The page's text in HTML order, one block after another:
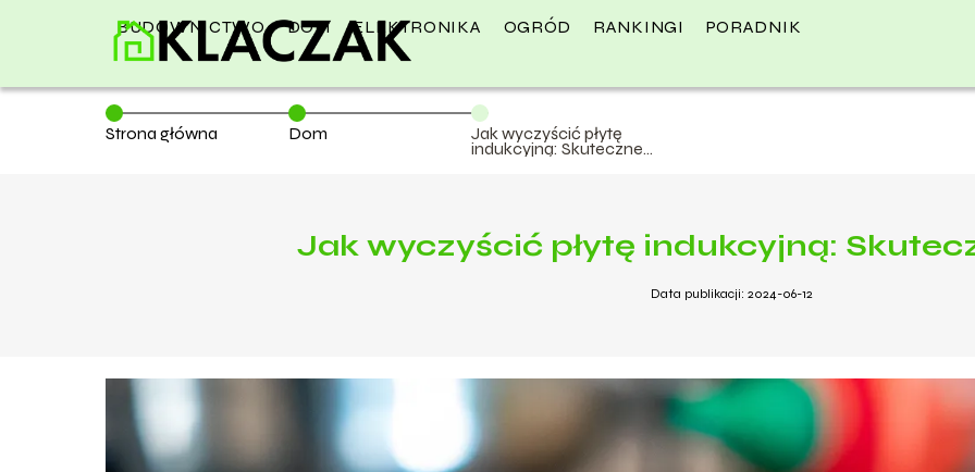
BUDOWNICTWO DOM ELEKTRONIKA OGRÓD RANKINGI PORADNIK
Strona główna Dom Jak wyczyścić płytę
indukcyjną: Skuteczne
metody
Jak wyczyścić płytę indukcyjną:
Data publikacji: 2024-06-12